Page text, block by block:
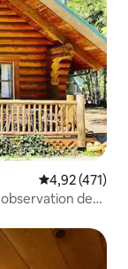
Évaluation
4,92 (471)
des